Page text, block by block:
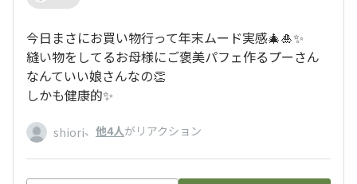
今日まさにお買い物行って年末ムード実感🎄🎍✨
縫い物をしてるお母様にご褒美パフェ作るプーさん
なんていい娘さんなの👏
しかも健康的✨
shiori、 他4人がリアクション